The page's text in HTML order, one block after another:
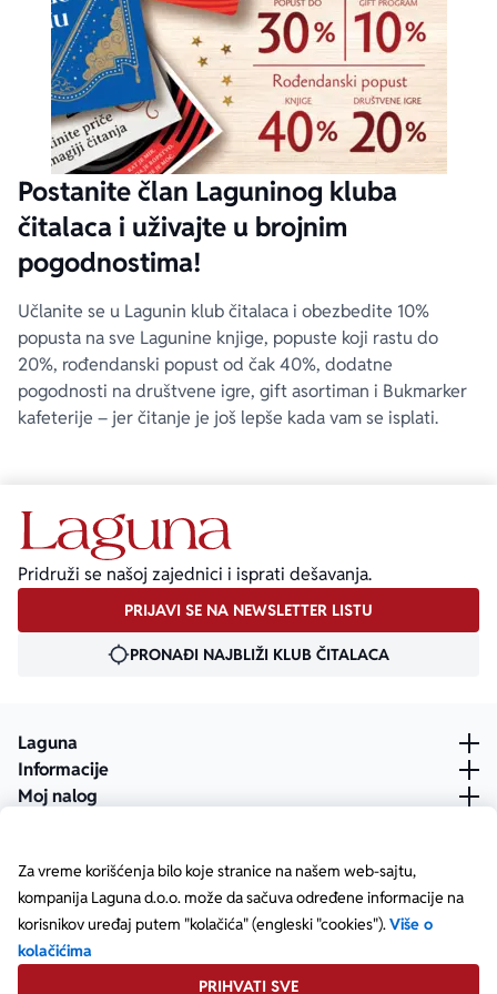
Za vreme korišćenja bilo koje stranice na našem web-sajtu,
kompanija Laguna d.o.o. može da sačuva određene informacije na
korisnikov uređaj putem "kolačića" (engleski "cookies").Više o
kolačićima
PRIHVATI SVE
Postanite član Laguninog kluba
čitalaca i uživajte u brojnim
pogodnostima!
Učlanite se u Lagunin klub čitalaca i obezbedite 10%
popusta na sve Lagunine knjige, popuste koji rastu do
20%, rođendanski popust od čak 40%, dodatne
pogodnosti na društvene igre, gift asortiman i Bukmarker
kafeterije – jer čitanje je još lepše kada vam se isplati.
Pridruži se našoj zajednici i isprati dešavanja.
PRIJAVI SE NA NEWSLETTER LISTU
PRONAĐI NAJBLIŽI KLUB ČITALACA
Laguna
Informacije
Moj nalog